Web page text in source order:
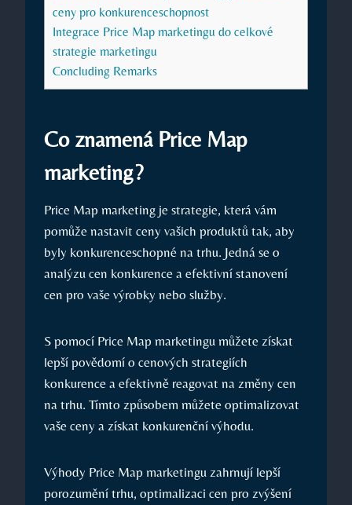
ceny pro konkurenceschopnost
Integrace Price Map marketingu do celkové
strategie marketingu
Concluding Remarks
Co znamená Price Map
marketing?
Price Map marketing je strategie, která vám
pomůže nastavit ceny vašich produktů tak, aby
byly konkurenceschopné na trhu. Jedná se o
analýzu cen konkurence a efektivní stanovení
cen pro vaše výrobky nebo služby.
S pomocí Price Map marketingu můžete získat
lepší povědomí o cenových strategiích
konkurence a efektivně reagovat na změny cen
na trhu. Tímto způsobem můžete optimalizovat
vaše ceny a získat konkurenční výhodu.
Výhody Price Map marketingu zahrnují lepší
porozumění trhu, optimalizaci cen pro zvýšení